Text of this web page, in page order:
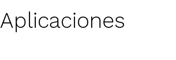
Aplicaciones